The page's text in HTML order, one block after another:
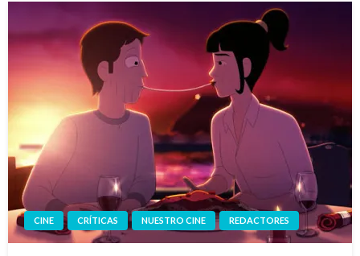
CINE CRÍTICAS NUESTRO CINE REDACTORES